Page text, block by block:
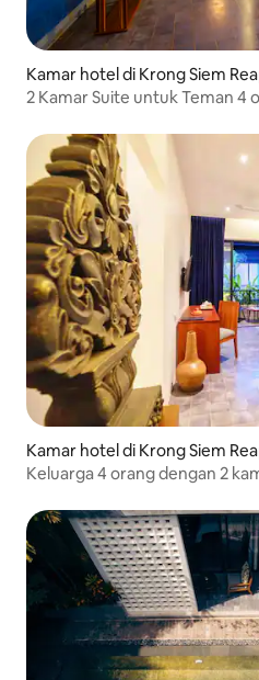
Kamar hotel di Krong Siem
2 Kamar Suite untuk Teman 4
Kamar hotel di Krong Siem
Keluarga 4 orang dengan 2